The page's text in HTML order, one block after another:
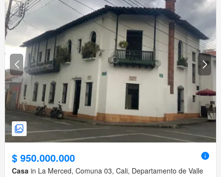
$ 950.000.000
Casa in La Merced, Comuna 03, Cali, Departamento de Valle